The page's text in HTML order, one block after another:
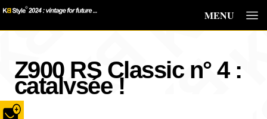
MENU
Z900 RS Classic n° 4 :
catalysée !